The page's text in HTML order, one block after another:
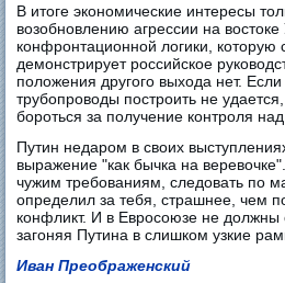
В итоге экономические интересы
возобновлению агрессии на
конфронтационной логики, которую
демонстрирует российское
положения другого выхода нет.
трубопроводы построить не
бороться за получение контроля
Путин недаром в своих
выражение "как бычка на
чужим требованиям, следовать по
определил за тебя, страшнее, чем
конфликт. И в Евросоюзе не должны
загоняя Путина в слишком узкие
Иван Преображенский